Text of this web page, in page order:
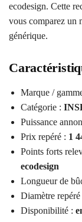
ecodesign. Cette
vous comparez un
générique.
Marque /
Catégorie :
Puissance
Prix repéré : 1
Points forts
ecodesign
Longueur de
Diamètre repéré
Disponibilité :